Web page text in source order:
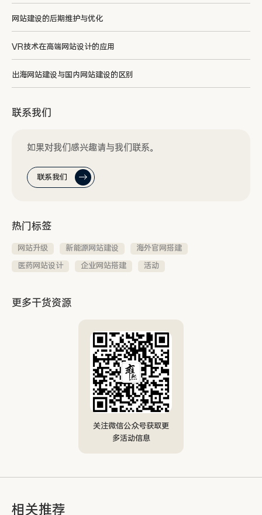
网站建设的后期维护与优化
VR技术在高端网站设计的应用
出海网站建设与国内网站建设的区别
联系我们
如果对我们感兴趣请与我们联系。
联系我们
热门标签
网站升级 新能源网站建设
海外官网搭建
医药网站设计
企业网站搭建 活动
更多干货资源
关注微信公众号获取更
多活动信息
相关推荐